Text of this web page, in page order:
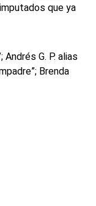
que ya
Andrés G. P. alias
Brenda